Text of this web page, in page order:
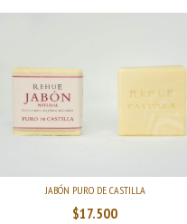
JABÓN PURO DE CASTILLA
$17.500